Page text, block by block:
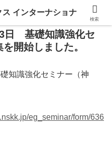
基礎知識強化セ
開始しました。
識強化セミナー（神
eg_seminar/form/636
検索